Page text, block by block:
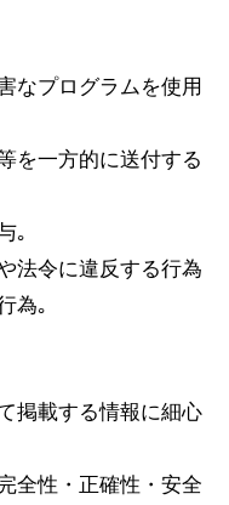
なプログラムを使用
を一方的に送付する
｡
法令に違反する行為
為｡
掲載する情報に細心
全性・正確性・安全